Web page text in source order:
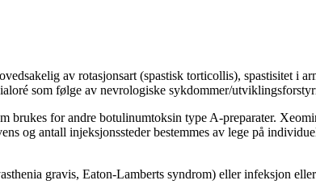
av rotasjonsart (spastisk torticollis), spastisitet i
som følge av nevrologiske sykdommer/
for andre botulinumtoksin type A-preparater.
og antall injeksjonssteder bestemmes av lege på
gravis, Eaton-Lamberts syndrom) eller infeksjon